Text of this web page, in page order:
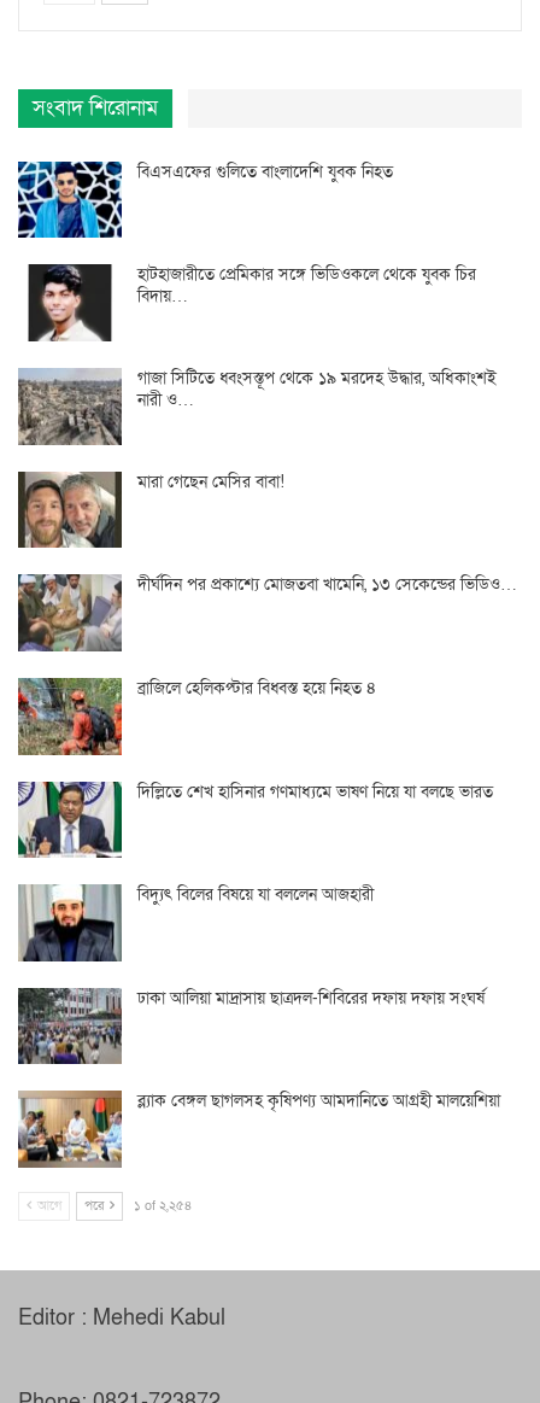
সংবাদ শিরোনাম
বিএসএফের গুলিতে বাংলাদেশি যুবক নিহত
হাটহাজারীতে প্রেমিকার সঙ্গে ভিডিওকলে থেকে যুবক চির
বিদায়…
গাজা সিটিতে ধ্বংসস্তূপ থেকে ১৯ মরদেহ উদ্ধার, অধিকাংশই
নারী ও…
মারা গেছেন মেসির বাবা!
দীর্ঘদিন পর প্রকাশ্যে মোজতবা খামেনি, ১৩ সেকেন্ডের ভিডিও…
ব্রাজিলে হেলিকপ্টার বিধ্বস্ত হয়ে নিহত ৪
দিল্লিতে শেখ হাসিনার গণমাধ্যমে ভাষণ নিয়ে যা বলছে ভারত
বিদ্যুৎ বিলের বিষয়ে যা বললেন আজহারী
ঢাকা আলিয়া মাদ্রাসায় ছাত্রদল-শিবিরের দফায় দফায় সংঘর্ষ
ব্ল্যাক বেঙ্গল ছাগলসহ কৃষিপণ্য আমদানিতে আগ্রহী মালয়েশিয়া
আগে পরে ১ of ২,২৫৪
Editor : Mehedi Kabul